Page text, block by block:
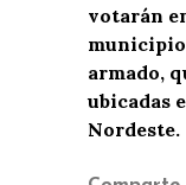
votarán
armado,
ubicadas
Nordeste.